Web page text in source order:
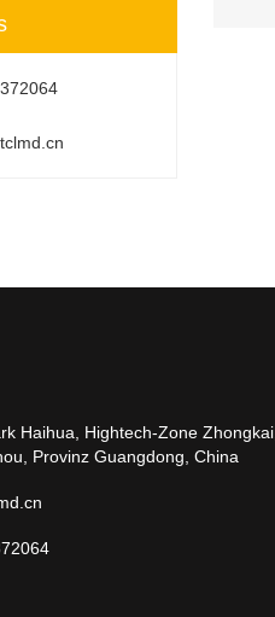
Haihua, Hightech-Zone Zhongkai,
Provinz Guangdong, China